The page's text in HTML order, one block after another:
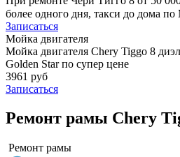
более одного дня, такси до дома
Записаться
Мойка двигателя
Мойка двигателя Chery Tiggo 8
Golden Star по супер цене
3961 руб
Записаться
Ремонт рамы Chery
Ремонт рамы